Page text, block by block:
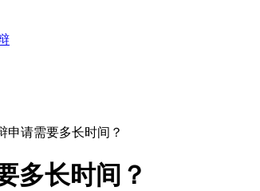
申请需要多长时间？
多长时间？